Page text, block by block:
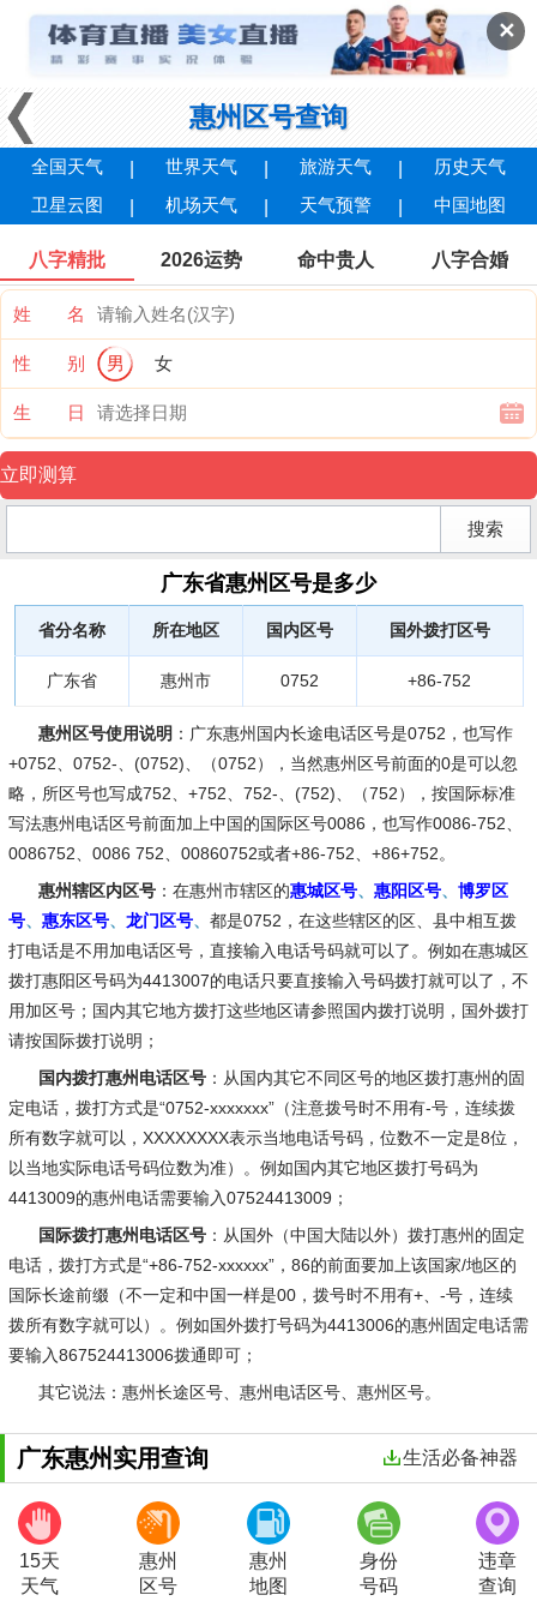
✕
惠州区号查询
全国天气 世界天气 旅游天气
历史天气
卫星云图
机场天气 天气预警 中国地图
八字精批 2026运势 命中贵人 八字合婚
姓 名
性 别 男 女
生 日
广东省惠州区号是多少
省分名称 所在地区 国内区号 国外拨打区号
广东省 惠州市 0752 +86-752
惠州区号使用说明 ：广东惠州国内长途电话区号是0752，也写作
+0752、0752-、(0752)、（0752），当然惠州区号前面的0是可以忽
略，所区号也写成752、+752、752-、(752)、（752），按国际标准
写法惠州电话区号前面加上中国的国际区号0086，也写作0086-752、
0086752、0086 752、00860752或者+86-752、+86+752。
惠州辖区内区号：在惠州市辖区的惠城区号、 惠阳区号、 博罗区
号、 惠东区号、 龙门区号、 都是0752，在这些辖区的区、县中相互拨
打电话是不用加电话区号，直接输入电话号码就可以了。例如在惠城区
拨打惠阳区号码为4413007的电话只要直接输入号码拨打就可以了，不
用加区号；国内其它地方拨打这些地区请参照国内拨打说明，国外拨打
请按国际拨打说明；
国内拨打惠州电话区号：从国内其它不同区号的地区拨打惠州的固
定电话，拨打方式是“0752-xxxxxxx”（注意拨号时不用有-号，连续拨
所有数字就可以，XXXXXXXX表示当地电话号码，位数不一定是8位，
以当地实际电话号码位数为准）。例如国内其它地区拨打号码为
4413009的惠州电话需要输入07524413009；
国际拨打惠州电话区号：从国外（中国大陆以外）拨打惠州的固定
电话，拨打方式是“+86-752-xxxxxx”，86的前面要加上该国家/地区的
国际长途前缀（不一定和中国一样是00，拨号时不用有+、-号，连续
拨所有数字就可以）。例如国外拨打号码为4413006的惠州固定电话需
要输入867524413006拨通即可；
其它说法：惠州长途区号、惠州电话区号、惠州区号。
广东惠州实用查询 生活必备神器
15天
天气
惠州
区号
惠州
地图
身份
号码
违章
查询